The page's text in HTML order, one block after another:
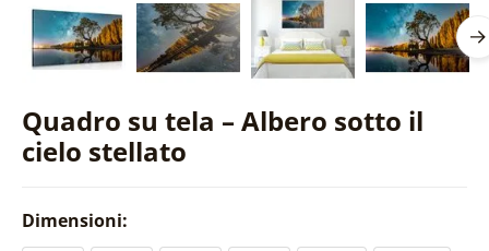
Quadro su tela – Albero sotto il
cielo stellato
Dimensioni: